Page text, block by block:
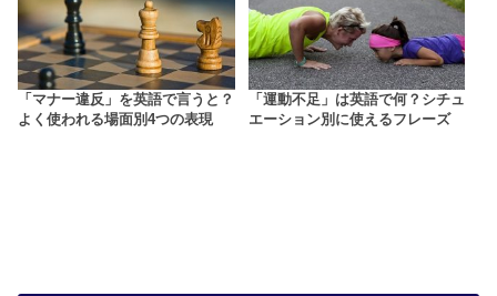
「マナー違反」を英語で言うと？
よく使われる場面別4つの表現
「運動不足」は英語で何？シチュ
エーション別に使えるフレーズ